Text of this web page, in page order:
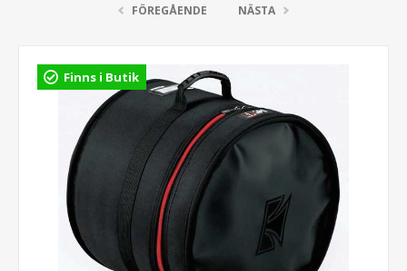
FÖREGÅENDE NÄSTA
Finns i Butik